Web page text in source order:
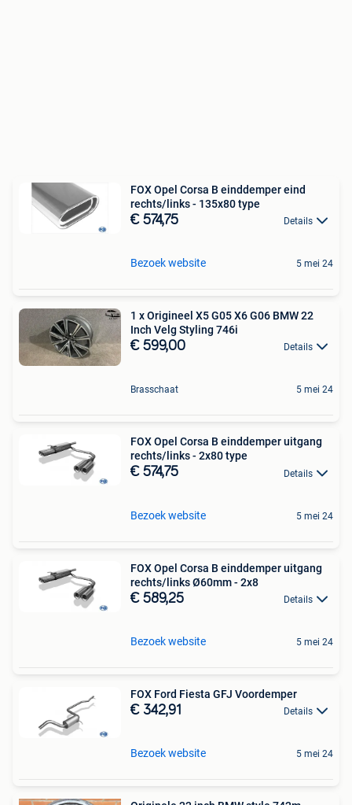
FOX Opel Corsa B einddemper eind
rechts/links - 135x80 type
€ 574,75 Details
Bezoek website 5 mei 24
1 x Origineel X5 G05 X6 G06 BMW 22
Inch Velg Styling 746i
€ 599,00 Details
Brasschaat 5 mei 24
FOX Opel Corsa B einddemper uitgang
rechts/links - 2x80 type
€ 574,75 Details
Bezoek website 5 mei 24
FOX Opel Corsa B einddemper uitgang
rechts/links Ø60mm - 2x8
€ 589,25 Details
Bezoek website 5 mei 24
FOX Ford Fiesta GFJ Voordemper
€ 342,91 Details
Bezoek website 5 mei 24